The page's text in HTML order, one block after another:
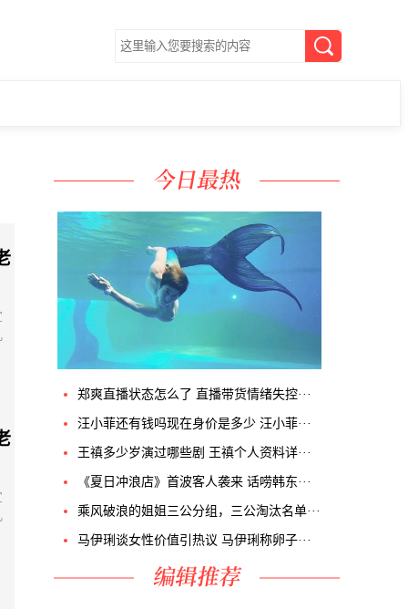
郑爽直播状态怎么了 直播带货情绪失控···
汪小菲还有钱吗现在身价是多少 汪小菲···
王禛多少岁演过哪些剧 王禛个人资料详···
《夏日冲浪店》首波客人袭来 话唠韩东···
乘风破浪的姐姐三公分组，三公淘汰名单···
马伊琍谈女性价值引热议 马伊琍称卵子···